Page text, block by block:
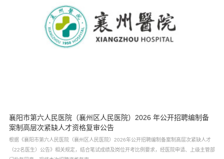
襄阳市第六人民医院（襄州区人民医院）2026 年公开招聘编制备
案制高层次紧缺人才资格复审公告
根据《襄阳市第六人民医院（襄州区人民医院）2026年公开招聘编制备案制高层次紧缺人才
（22名医生）公告》相关规定，结合笔试成绩及岗位开考比例要求，经医院申请、上级主管部